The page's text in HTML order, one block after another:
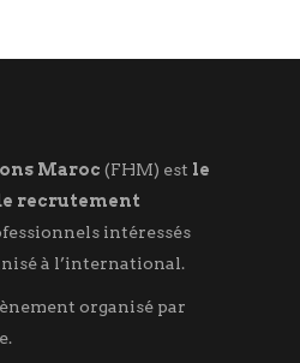
Maroc (FHM) est le
recrutement
intéressés
à l’international.
organisé par